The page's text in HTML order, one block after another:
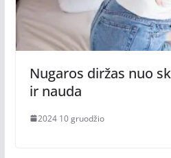
Nugaros diržas nuo
ir nauda
2024 10 gruodžio